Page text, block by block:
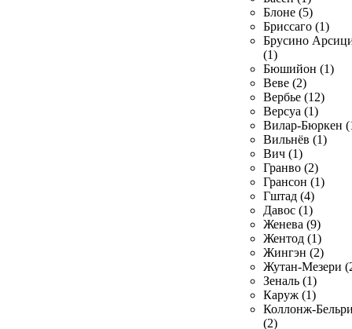
Блоне (5)
Бриссаго (1)
Брусино
(1)
Бюшийон (1)
Веве (2)
Вербье (12)
Версуа (1)
Вилар-Бюркен
Вильнёв (1)
Вич (1)
Гранво (2)
Грансон (1)
Гштад (4)
Давос (1)
Женева (9)
Жентод (1)
Жингэн (2)
Жутан-Мезери
Зеналь (1)
Каруж (1)
Коллонж-
(2)